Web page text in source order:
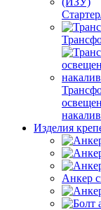
Изделия
Анкер